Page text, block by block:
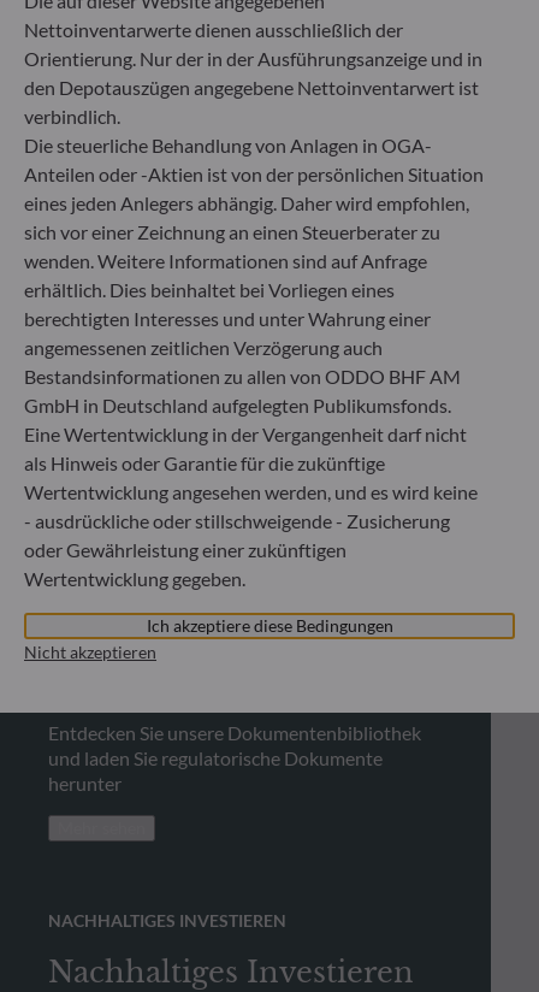
REGULATORISCHE INFORMATIONEN
Wo finde ich
regulatorische
Entdecken Sie unsere Dokumentenbibliothek
und laden Sie regulatorische Dokumente
herunter
NACHHALTIGES INVESTIEREN
Nachhaltiges Investieren
Nettoinventarwerte dienen ausschließlich der
Orientierung. Nur der in der Ausführungsanzeige und in
den Depotauszügen angegebene Nettoinventarwert ist
verbindlich.
Die steuerliche Behandlung von Anlagen in OGA-
Anteilen oder -Aktien ist von der persönlichen Situation
eines jeden Anlegers abhängig. Daher wird empfohlen,
sich vor einer Zeichnung an einen Steuerberater zu
wenden. Weitere Informationen sind auf Anfrage
erhältlich. Dies beinhaltet bei Vorliegen eines
berechtigten Interesses und unter Wahrung einer
angemessenen zeitlichen Verzögerung auch
Bestandsinformationen zu allen von ODDO BHF AM
GmbH in Deutschland aufgelegten Publikumsfonds.
Eine Wertentwicklung in der Vergangenheit darf nicht
als Hinweis oder Garantie für die zukünftige
Wertentwicklung angesehen werden, und es wird keine
- ausdrückliche oder stillschweigende - Zusicherung
oder Gewährleistung einer zukünftigen
Wertentwicklung gegeben.
Ich akzeptiere diese Bedingungen
Nicht akzeptieren